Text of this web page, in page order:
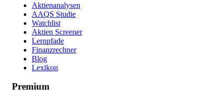
Aktienanalysen
AAQS Studie
Watchlist
Aktien Screener
Lernpfade
Finanzrechner
Blog
Lexikon
Premium